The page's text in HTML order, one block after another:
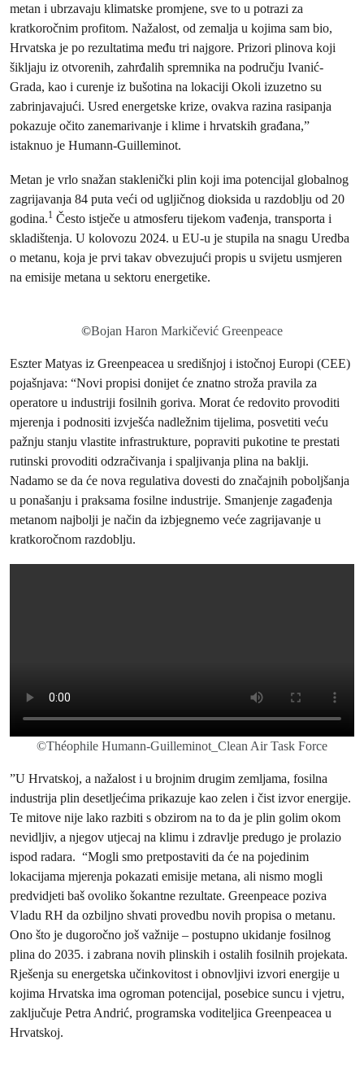
metan i ubrzavaju klimatske promjene, sve to u potrazi za
kratkoročnim profitom. Nažalost, od zemalja u kojima sam bio,
Hrvatska je po rezultatima među tri najgore. Prizori plinova koji
šikljaju iz otvorenih, zahrđalih spremnika na području Ivanić-
Grada, kao i curenje iz bušotina na lokaciji Okoli izuzetno su
zabrinjavajući. Usred energetske krize, ovakva razina rasipanja
pokazuje očito zanemarivanje i klime i hrvatskih građana,”
istaknuo je Humann-Guilleminot.
Metan je vrlo snažan staklenički plin koji ima potencijal globalnog
zagrijavanja 84 puta veći od ugljičnog dioksida u razdoblju od 20
godina.1 Često istječe u atmosferu tijekom vađenja, transporta i
skladištenja. U kolovozu 2024. u EU-u je stupila na snagu Uredba
o metanu, koja je prvi takav obvezujući propis u svijetu usmjeren
na emisije metana u sektoru energetike.
©Bojan Haron Markičević Greenpeace
Eszter Matyas iz Greenpeacea u središnjoj i istočnoj Europi (CEE)
pojašnjava: “Novi propisi donijet će znatno stroža pravila za
operatore u industriji fosilnih goriva. Morat će redovito provoditi
mjerenja i podnositi izvješća nadležnim tijelima, posvetiti veću
pažnju stanju vlastite infrastrukture, popraviti pukotine te prestati
rutinski provoditi odzračivanja i spaljivanja plina na baklji.
Nadamo se da će nova regulativa dovesti do značajnih poboljšanja
u ponašanju i praksama fosilne industrije. Smanjenje zagađenja
metanom najbolji je način da izbjegnemo veće zagrijavanje u
kratkoročnom razdoblju.
©Théophile Humann-Guilleminot_Clean Air Task Force
”U Hrvatskoj, a nažalost i u brojnim drugim zemljama, fosilna
industrija plin desetljećima prikazuje kao zelen i čist izvor energije.
Te mitove nije lako razbiti s obzirom na to da je plin golim okom
nevidljiv, a njegov utjecaj na klimu i zdravlje predugo je prolazio
ispod radara. “Mogli smo pretpostaviti da će na pojedinim
lokacijama mjerenja pokazati emisije metana, ali nismo mogli
predvidjeti baš ovoliko šokantne rezultate. Greenpeace poziva
Vladu RH da ozbiljno shvati provedbu novih propisa o metanu.
Ono što je dugoročno još važnije – postupno ukidanje fosilnog
plina do 2035. i zabrana novih plinskih i ostalih fosilnih projekata.
Rješenja su energetska učinkovitost i obnovljivi izvori energije u
kojima Hrvatska ima ogroman potencijal, posebice suncu i vjetru,
zaključuje Petra Andrić, programska voditeljica Greenpeacea u
Hrvatskoj.